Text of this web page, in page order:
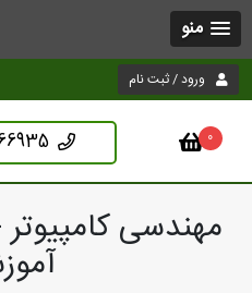
منو
ورود / ثبت نام
0
مهندسی